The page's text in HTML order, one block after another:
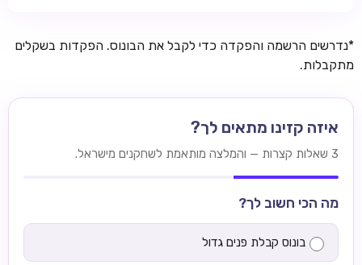
*נדרשים הרשמה והפקדה כדי לקבל את הבונוס. הפקדות בשקלים
מתקבלות.
איזה קזינו מתאים לך?
3 שאלות קצרות — והמלצה מותאמת לשחקנים מישראל.
מה הכי חשוב לך?
בונוס קבלת פנים גדול